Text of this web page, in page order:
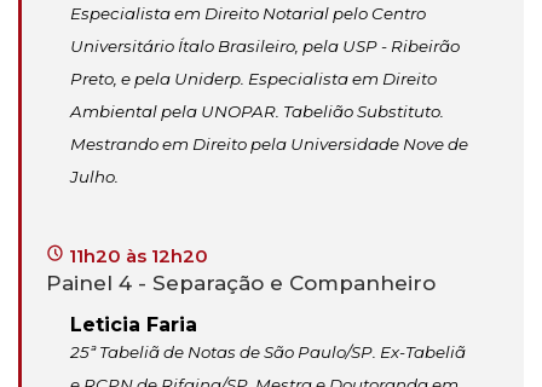
Especialista em Direito Notarial pelo Centro
Universitário Ítalo Brasileiro, pela USP - Ribeirão
Preto, e pela Uniderp. Especialista em Direito
Ambiental pela UNOPAR. Tabelião Substituto.
Mestrando em Direito pela Universidade Nove de
Julho.
11h20 às 12h20
Painel 4 - Separação e Companheiro
Leticia Faria
25ª Tabeliã de Notas de São Paulo/SP. Ex-Tabeliã